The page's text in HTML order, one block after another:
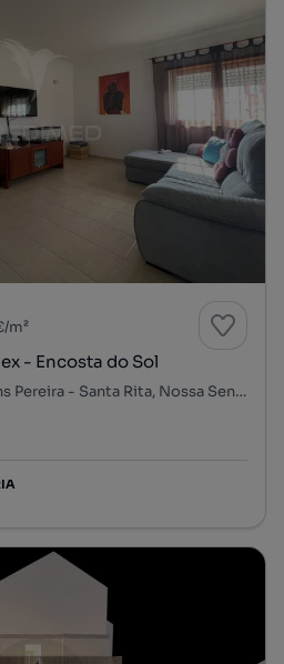
m²
- Encosta do Sol
Rua José Eduardo Martins Pereira - Santa Rita, Nossa Senhora do Pópulo, Coto e São Gregório, Caldas da Rainha, Leiria